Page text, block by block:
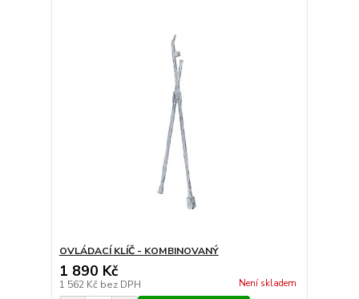
OVLÁDACÍ KLÍČ - KOMBINOVANÝ
1 890 Kč
1 562 Kč bez DPH Není skladem